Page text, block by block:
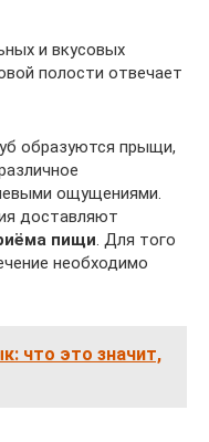
и вкусовых
полости отвечает
образуются прыщи,
ощущениями.
доставляют
пищи. Для того
необходимо
что это значит,